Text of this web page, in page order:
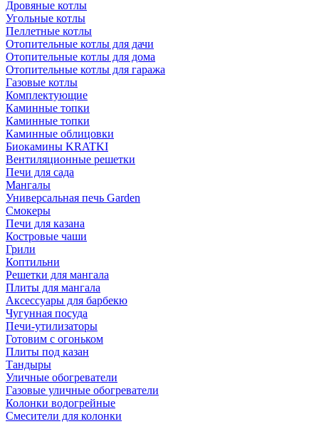
Дровяные котлы
Угольные котлы
Пеллетные котлы
Отопительные котлы для дачи
Отопительные котлы для дома
Отопительные котлы для гаража
Газовые котлы
Комплектующие
Каминные топки
Каминные топки
Каминные облицовки
Биокамины KRATKI
Вентиляционные решетки
Печи для сада
Мангалы
Универсальная печь Garden
Смокеры
Печи для казана
Костровые чаши
Грили
Коптильни
Решетки для мангала
Плиты для мангала
Аксессуары для барбекю
Чугунная посуда
Печи-утилизаторы
Готовим с огоньком
Плиты под казан
Тандыры
Уличные обогреватели
Газовые уличные обогреватели
Колонки водогрейные
Смесители для колонки